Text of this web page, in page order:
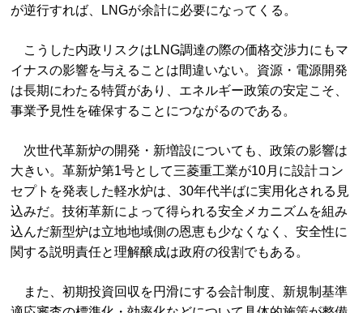
が逆行すれば、LNGが余計に必要になってくる。
こうした内政リスクはLNG調達の際の価格交渉力にもマ
イナスの影響を与えることは間違いない。資源・電源開発
は長期にわたる特質があり、エネルギー政策の安定こそ、
事業予見性を確保することにつながるのである。
次世代革新炉の開発・新増設についても、政策の影響は
大きい。革新炉第1号として三菱重工業が10月に設計コン
セプトを発表した軽水炉は、30年代半ばに実用化される見
込みだ。技術革新によって得られる安全メカニズムを組み
込んだ新型炉は立地地域側の恩恵も少なくなく、安全性に
関する説明責任と理解醸成は政府の役割でもある。
また、初期投資回収を円滑にする会計制度、新規制基準